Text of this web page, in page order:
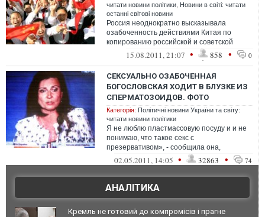
читати новини політики Новини в світі: читати
останні світові новини
Россия неоднократно высказывала
озабоченность действиями Китая по
копированию российской и советской
военной техники. В частности, в Москве
15.08.2011, 21:07 • 858 • 0
СЕКСУАЛЬНО ОЗАБОЧЕННАЯ
БОГОСЛОВСКАЯ ХОДИТ В БЛУЗКЕ ИЗ
СПЕРМАТОЗОИДОВ. ФОТО
Категорія: Політичні новини України та світу:
читати новини політики
Я не люблю пластмассовую посуду и и не
понимаю, что такое секс с
презервативом», - сообщила она,
находясь в Симферополе. В другом случае
она воз...
02.05.2011, 14:05 • 32863 • 74
АНАЛІТИКА
Кремль не готовий до компромісів і прагне